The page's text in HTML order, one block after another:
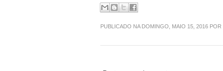
PUBLICADO NA DOMINGO, MAIO 15, 2016 POR